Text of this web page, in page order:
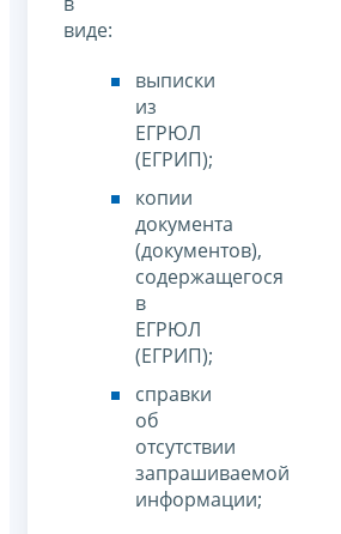
виде:
выписки
из
ЕГРЮЛ
(ЕГРИП);
копии
документа
(документов),
содержащегося
в
ЕГРЮЛ
(ЕГРИП);
справки
об
отсутствии
запрашиваемой
информации;